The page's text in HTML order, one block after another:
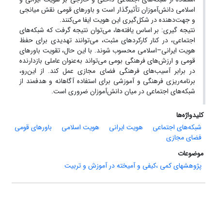
اسلامی دانش‌آموزان تأثیرگذار است و باورهای قومی نقش میانجی
و جهت‌دهنده در شکل‌گیری این هویت ایفا می‌کنند.
نتیجه گیری: بر اساس یافته‌ها، می‌توان نتیجه گرفت که شبکه‌های
اجتماعی، در کنار کارکردهای مثبت، می‌توانند تهدیدی برای حفظ
هویت ایرانی–اسلامی محسوب شوند. با این حال، تقویت باورهای
قومی و ارزش‌های فرهنگی بومی می‌تواند به‌عنوان عاملی بازدارنده
در برابر آسیب‌های فرهنگی فضای مجازی عمل کند. از این‌رو،
برنامه‌ریزی فرهنگی و آموزشی برای استفاده آگاهانه و هدفمند از
شبکه‌های اجتماعی در میان دانش‌آموزان ضروری است.
کلیدواژه‌ها
شبکه‌های اجتماعی
هویت ایرانی هویت اسلامی
باورهای قومی
فضای مجازی
موضوعات
پژوهشهای کمی ،کیفی و آمیخته در آموزش و تربیت